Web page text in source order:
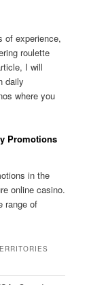
of experience,
roulette
I will
daily
where you
Promotions
in the
online casino.
range of